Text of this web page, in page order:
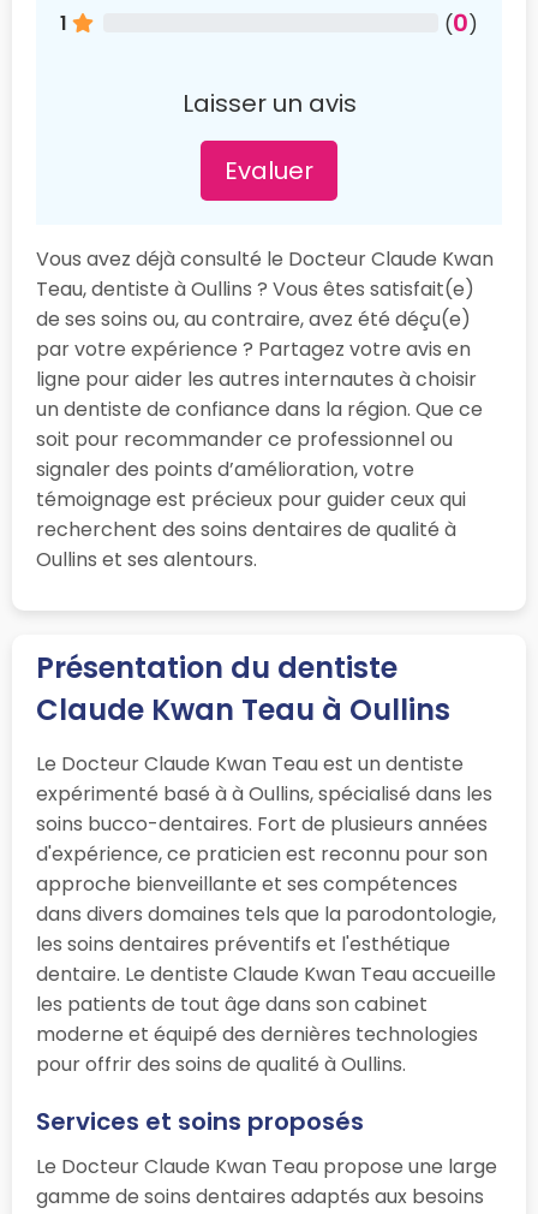
1
(0)
Laisser un avis
Evaluer
Vous avez déjà consulté le Docteur Claude Kwan
Teau, dentiste à Oullins ? Vous êtes satisfait(e)
de ses soins ou, au contraire, avez été déçu(e)
par votre expérience ? Partagez votre avis en
ligne pour aider les autres internautes à choisir
un dentiste de confiance dans la région. Que ce
soit pour recommander ce professionnel ou
signaler des points d’amélioration, votre
témoignage est précieux pour guider ceux qui
recherchent des soins dentaires de qualité à
Oullins et ses alentours.
Présentation du dentiste
Claude Kwan Teau à Oullins
Le Docteur Claude Kwan Teau est un dentiste
expérimenté basé à à Oullins, spécialisé dans les
soins bucco-dentaires. Fort de plusieurs années
d'expérience, ce praticien est reconnu pour son
approche bienveillante et ses compétences
dans divers domaines tels que la parodontologie,
les soins dentaires préventifs et l'esthétique
dentaire. Le dentiste Claude Kwan Teau accueille
les patients de tout âge dans son cabinet
moderne et équipé des dernières technologies
pour offrir des soins de qualité à Oullins.
Services et soins proposés
Le Docteur Claude Kwan Teau propose une large
gamme de soins dentaires adaptés aux besoins